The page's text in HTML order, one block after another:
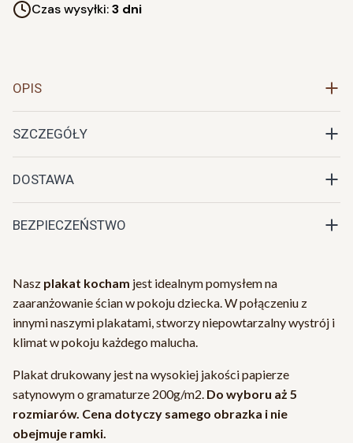
Czas wysyłki:3 dni
OPIS
SZCZEGÓŁY
DOSTAWA
BEZPIECZEŃSTWO
Nasz plakat kocham jest idealnym pomysłem na
zaaranżowanie ścian w pokoju dziecka. W połączeniu z
innymi naszymi plakatami, stworzy niepowtarzalny wystrój i
klimat w pokoju każdego malucha.
Plakat drukowany jest na wysokiej jakości papierze
satynowym o gramaturze 200g/m2. Do wyboru aż 5
rozmiarów. Cena dotyczy samego obrazka i nie
obejmuje ramki.